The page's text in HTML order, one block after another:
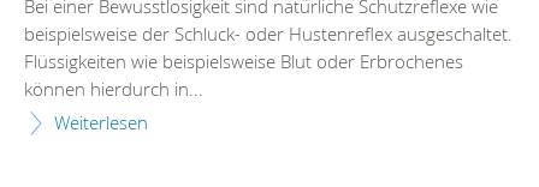
Bei einer Bewusstlosigkeit sind natürliche Schutzreflexe wie
beispielsweise der Schluck- oder Hustenreflex ausgeschaltet.
Flüssigkeiten wie beispielsweise Blut oder Erbrochenes
können hierdurch in...
Weiterlesen